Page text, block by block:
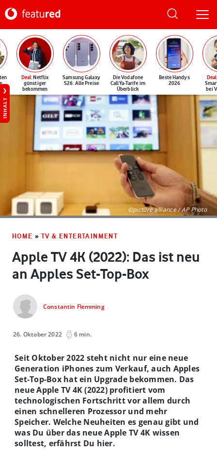
Deal: Netflix
günstiger
bekommen
Samsung Galaxy
S26: Alle Preise
Die Vodafone
CallYa-Tarife im
Überblick
Beste Handys
2026
Deal
bei
INHALT
©picture alliance / AP Photo
HOME » TV & ENTERTAINMENT
Apple TV 4K (2022): Das ist neu
an Apples Set-Top-Box
Constantin Flemming
26. Oktober 2022 6 min.
Seit Oktober 2022 steht nicht nur eine neue
Generation iPhones zum Verkauf, auch Apples
Set-Top-Box hat ein Upgrade bekommen. Das
neue Apple TV 4K (2022) profitiert vom
technologischen Fortschritt vor allem durch
einen schnelleren Prozessor und mehr
Speicher. Welche Neuheiten es genau gibt und
was Du über das neue Apple TV 4K wissen
solltest, erfährst Du hier.